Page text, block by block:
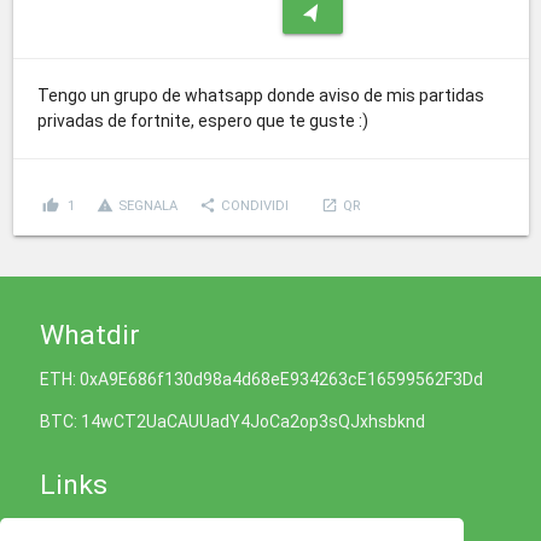
navigation
Tengo un grupo de whatsapp donde aviso de mis partidas
privadas de fortnite, espero que te guste :)
thumb_up 1 report_problem SEGNALA share CONDIVIDI launch QR
Whatdir
ETH: 0xA9E686f130d98a4d68eE934263cE16599562F3Dd
BTC: 14wCT2UaCAUUadY4JoCa2op3sQJxhsbknd
Links